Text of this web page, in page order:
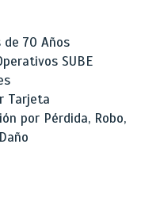
de 70 Años
SUBE
Tarjeta
por Pérdida, Robo,